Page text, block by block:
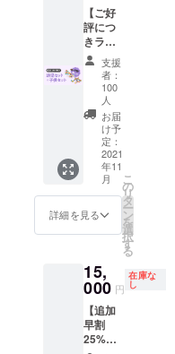
してい
ます。
【ご好
評につ
きラス
ト追加
早割
31%OF
F】 ・
送料・
税込の
価格と
なりま
す。 一
般販売
予定価
格
0→￥27
送は11
月下旬
に予定
してい
ます。
支援
者：
100
人
お届
け予
定：
2021
年11
月
詳細を見る
こ
の
リ
タ
ー
ン
を
選
択
す
る
15,
000 円
在庫な
し
【追加
早割
25%OF